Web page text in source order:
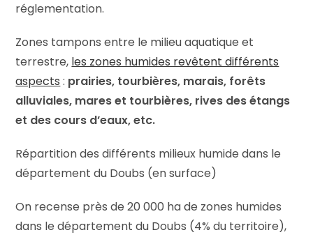
réglementation.
Zones tampons entre le milieu aquatique et
terrestre, les zones humides revêtent différents
aspects : prairies, tourbières, marais, forêts
alluviales, mares et tourbières, rives des étangs
et des cours d’eaux, etc.
Répartition des différents milieux humide dans le
département du Doubs (en surface)
On recense près de 20 000 ha de zones humides
dans le département du Doubs (4% du territoire),